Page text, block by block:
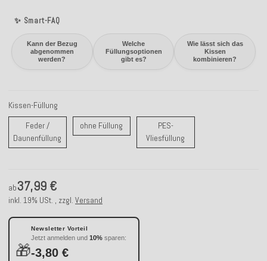
✨ Smart-FAQ
Kann der Bezug
abgenommen
werden?
Welche
Füllungsoptionen
gibt es?
Wie lässt sich das
Kissen
kombinieren?
Kissen-Füllung
Feder /
Daunenfüllung Feder / Daunenfüllung
ohne Füllung ohne FüllungPES-
Vliesfüllung
ab37,99 €
inkl. 19% USt. , zzgl. Versand
🎁
Newsletter Vorteil
Jetzt anmelden und 10% sparen:
-3,80 €